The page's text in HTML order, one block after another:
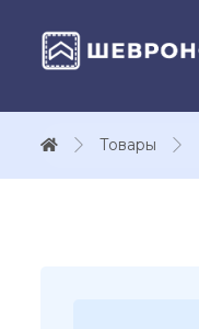
Товары